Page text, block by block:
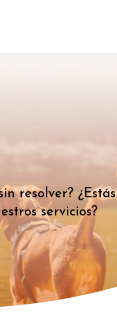
resolver? ¿Estás
servicios?